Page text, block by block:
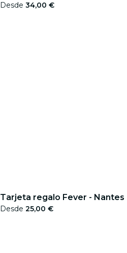
Desde 34,00 €
Tarjeta regalo Fever - Nantes
Desde 25,00 €